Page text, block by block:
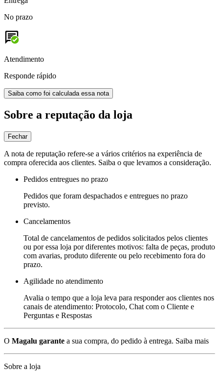
No prazo
Atendimento
Responde rápido
Saiba como foi calculada essa nota
Sobre a reputação da loja
Fechar
A nota de reputação refere-se a vários critérios na experiência de
compra oferecida aos clientes. Saiba o que levamos a consideração.
Pedidos entregues no prazo
Pedidos que foram despachados e entregues no prazo
previsto.
Cancelamentos
Total de cancelamentos de pedidos solicitados pelos clientes
ou por essa loja por diferentes motivos: falta de peças, produto
com avarias, produto diferente ou pelo recebimento fora do
prazo.
Agilidade no atendimento
Avalia o tempo que a loja leva para responder aos clientes nos
canais de atendimento: Protocolo, Chat com o Cliente e
Perguntas e Respostas
O Magalu garante a sua compra, do pedido à entrega. Saiba mais
Sobre a loja